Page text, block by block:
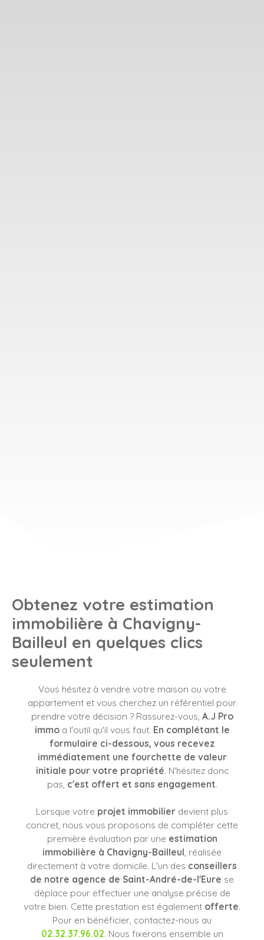
Obtenez votre estimation
immobilière à Chavigny-
Bailleul en quelques clics
seulement
Vous hésitez à vendre votre maison ou votre
appartement et vous cherchez un référentiel pour
prendre votre décision ? Rassurez-vous, A.J Pro
immo a l'outil qu'il vous faut. En complétant le
formulaire ci-dessous, vous recevez
immédiatement une fourchette de valeur
initiale pour votre propriété. N'hésitez donc
pas, c'est offert et sans engagement.
Lorsque votre projet immobilier devient plus
concret, nous vous proposons de compléter cette
première évaluation par une estimation
immobilière à Chavigny-Bailleul , réalisée
directement à votre domicile. L'un des conseillers
de notre agence de Saint-André-de-l'Eure se
déplace pour effectuer une analyse précise de
votre bien. Cette prestation est également offerte.
Pour en bénéficier, contactez-nous au
02.32.37.96.02. Nous fixerons ensemble un